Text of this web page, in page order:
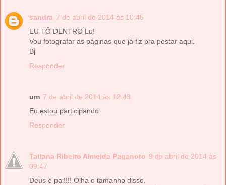
sandra 7 de abril de 2014 às 10:45
EU TÔ DENTRO Lu!
Vou fotografar as páginas que já fiz pra postar aqui.
Bj
Responder
um 7 de abril de 2014 às 12:43
Eu estou participando
Responder
Tatiana Ribeiro Almeida Paganoto 9 de abril de 2014 às
09:47
Deus é pai!!!! Olha o tamanho disso.